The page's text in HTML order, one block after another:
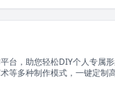
台，助您轻松DIY个人专属
等多种制作模式，一键定制